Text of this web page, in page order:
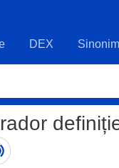
DEX